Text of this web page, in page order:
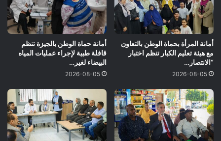
أمانة المرأة بحماة الوطن بالتعاون
مع هيئة تعليم الكبار تنظم اختبار
“الانتصار…
2026-08-05
أمانة حماة الوطن بالجيزة تنظم
قافلة طبية لإجراء عمليات المياه
البيضاء لغير…
2026-08-05